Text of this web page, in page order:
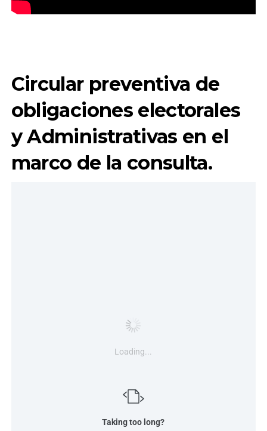
Circular preventiva de
obligaciones electorales
y Administrativas en el
marco de la consulta.
Loading...
Taking too long?